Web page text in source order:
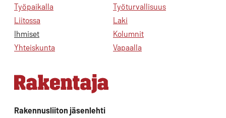
Työpaikalla
Liitossa
Ihmiset
Yhteiskunta
Työturvallisuus
Laki
Kolumnit
Vapaalla
Rakennusliiton jäsenlehti